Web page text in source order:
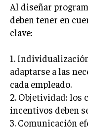
EMPRESAS Y
GESTIÓN DE
PROYECTOS
GESTIÓN
GESTIÓN
LOGÍSTICA
Al diseñar
deben tener en
clave:
1.
adaptarse a las
cada empleado.
2. Objetividad: los
incentivos deben
3. Comunicación